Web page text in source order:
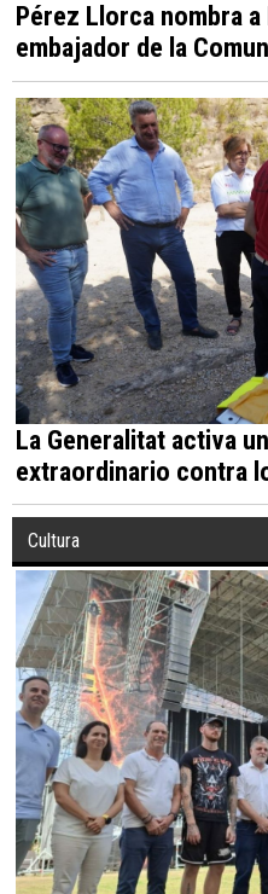
Pérez Llorca nombra
embajador de la
La Generalitat activa
extraordinario contra
Cultura